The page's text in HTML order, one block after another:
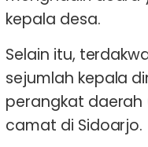
kepala desa.
Selain itu,
sejumlah kepala
perangkat daerah
camat di Sidoarjo.